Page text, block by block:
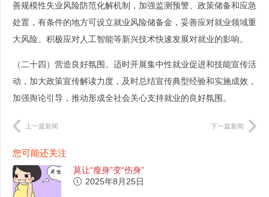
善规模性失业风险防范化解机制，加强监测预警、政策储备和应急
处置，有条件的地方可设立就业风险储备金，妥善应对就业领域重
大风险。积极应对人工智能等新兴技术快速发展对就业的影响。
（二十四）营造良好氛围。适时开展集中性就业促进和技能宣传活
动，加大政策宣传解读力度，及时总结宣传典型经验和实施成效，
加强舆论引导，推动形成全社会关心支持就业的良好氛围。
上一篇新闻 下一篇新闻
您可能还关注
莫让“瘦身”变“伤身”
2025年8月25日